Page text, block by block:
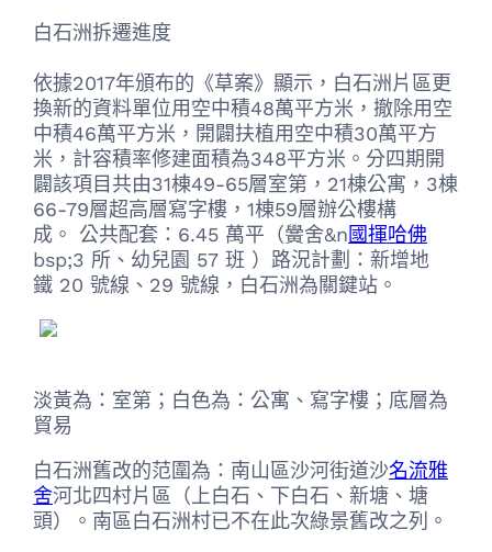
白石洲拆遷進度
依據2017年頒布的《草案》顯示，白石洲片區更
換新的資料單位用空中積48萬平方米，撤除用空
中積46萬平方米，開闢扶植用空中積30萬平方
米，計容積率修建面積為348平方米。分四期開
闢該項目共由31棟49-65層室第，21棟公寓，3棟
66-79層超高層寫字樓，1棟59層辦公樓構
成。 公共配套：6.45 萬平（黌舍&n國揮哈佛
bsp;3 所、幼兒園 57 班 ）路況計劃：新增地
鐵 20 號線、29 號線，白石洲為關鍵站。
淡黃為：室第；白色為：公寓、寫字樓；底層為
貿易
白石洲舊改的范圍為：南山區沙河街道沙名流雅
舍河北四村片區（上白石、下白石、新塘、塘
頭）。南區白石洲村已不在此次綠景舊改之列。